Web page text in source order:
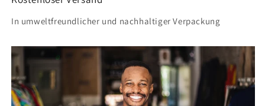
In umweltfreundlicher und nachhaltiger Verpackung